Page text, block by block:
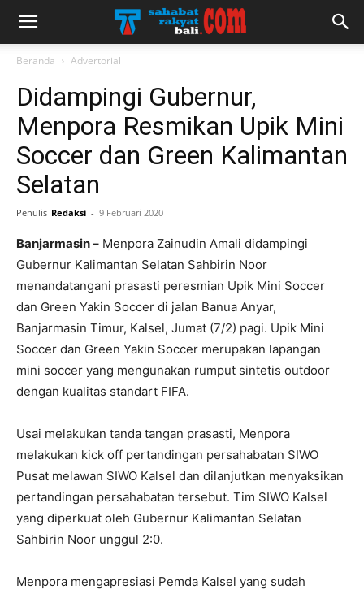
Beranda Advertorial
Didampingi Gubernur,
Menpora Resmikan Upik Mini
Soccer dan Green Kalimantan
Selatan
Penulis Redaksi - 9 Februari 2020
Banjarmasin – Menpora Zainudin Amali didampingi
Gubernur Kalimantan Selatan Sahbirin Noor
menandatangani prasasti peresmian Upik Mini Soccer
dan Green Yakin Soccer di jalan Banua Anyar,
Banjarmasin Timur, Kalsel, Jumat (7/2) pagi. Upik Mini
Soccer dan Green Yakin Soccer merupakan lapangan
mini soccer yang mengunakan rumput sintetis outdoor
dengan kualitas standart FIFA.
Usai melakukan tanda tangan prasasti, Menpora
melakukan kick off pertandingan persahabatan SIWO
Pusat melawan SIWO Kalsel dan dilanjutkan menyaksikan
pertandingan persahabatan tersebut. Tim SIWO Kalsel
yang diperkuat oleh Gubernur Kalimantan Selatan
Sahbirin Noor unggul 2:0.
Menpora mengapresiasi Pemda Kalsel yang sudah